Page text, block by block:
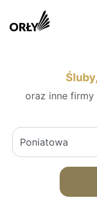
oraz inne firmy